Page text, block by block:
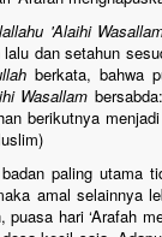
'Alaihi
dan setahun
berkata, bahwa
Wasallam
berikutnya
paling utama
amal selainnya
hari ‘Arafah